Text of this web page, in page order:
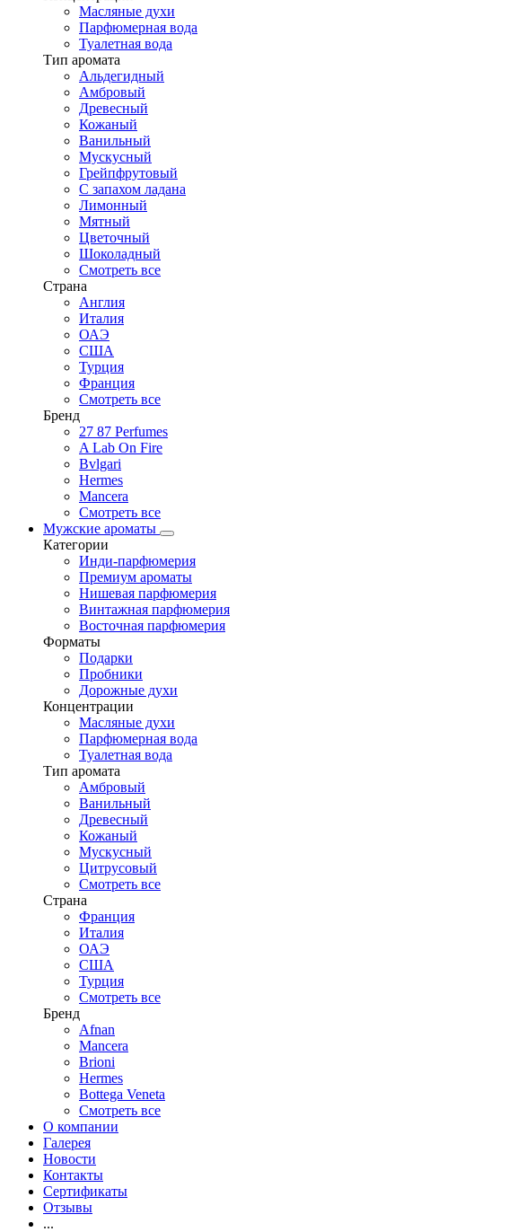
Масляные духи
Парфюмерная вода
Туалетная вода
Тип аромата
Альдегидный
Амбровый
Древесный
Кожаный
Ванильный
Мускусный
Грейпфрутовый
С запахом ладана
Лимонный
Мятный
Цветочный
Шоколадный
Смотреть все
Страна
Англия
Италия
ОАЭ
США
Турция
Франция
Смотреть все
Бренд
27 87 Perfumes
A Lab On Fire
Bvlgari
Hermes
Mancera
Смотреть все
Мужские ароматы
Категории
Инди-парфюмерия
Премиум ароматы
Нишевая парфюмерия
Винтажная парфюмерия
Восточная парфюмерия
Форматы
Подарки
Пробники
Дорожные духи
Концентрации
Масляные духи
Парфюмерная вода
Туалетная вода
Тип аромата
Амбровый
Ванильный
Древесный
Кожаный
Мускусный
Цитрусовый
Смотреть все
Страна
Франция
Италия
ОАЭ
США
Турция
Смотреть все
Бренд
Afnan
Mancera
Brioni
Hermes
Bottega Veneta
Смотреть все
О компании
Галерея
Новости
Контакты
Сертификаты
Отзывы
...